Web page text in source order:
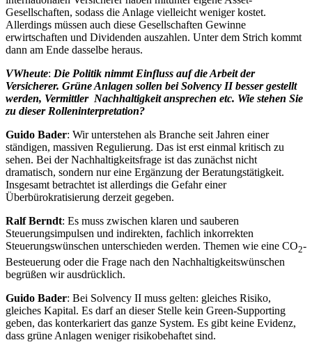
Gesellschaften, sodass die Anlage vielleicht weniger kostet.
Allerdings müssen auch diese Gesellschaften Gewinne
erwirtschaften und Dividenden auszahlen. Unter dem Strich kommt
dann am Ende dasselbe heraus.
VWheute: Die Politik nimmt Einfluss auf die Arbeit der
Versicherer. Grüne Anlagen sollen bei Solvency II besser gestellt
werden, Vermittler Nachhaltigkeit ansprechen etc. Wie stehen Sie
zu dieser Rolleninterpretation?
Guido Bader: Wir unterstehen als Branche seit Jahren einer
ständigen, massiven Regulierung. Das ist erst einmal kritisch zu
sehen. Bei der Nachhaltigkeitsfrage ist das zunächst nicht
dramatisch, sondern nur eine Ergänzung der Beratungstätigkeit.
Insgesamt betrachtet ist allerdings die Gefahr einer
Überbürokratisierung derzeit gegeben.
Ralf Berndt: Es muss zwischen klaren und sauberen
Steuerungsimpulsen und indirekten, fachlich inkorrekten
Steuerungswünschen unterschieden werden. Themen wie eine CO2-
Besteuerung oder die Frage nach den Nachhaltigkeitswünschen
begrüßen wir ausdrücklich.
Guido Bader: Bei Solvency II muss gelten: gleiches Risiko,
gleiches Kapital. Es darf an dieser Stelle kein Green-Supporting
geben, das konterkariert das ganze System. Es gibt keine Evidenz,
dass grüne Anlagen weniger risikobehaftet sind.